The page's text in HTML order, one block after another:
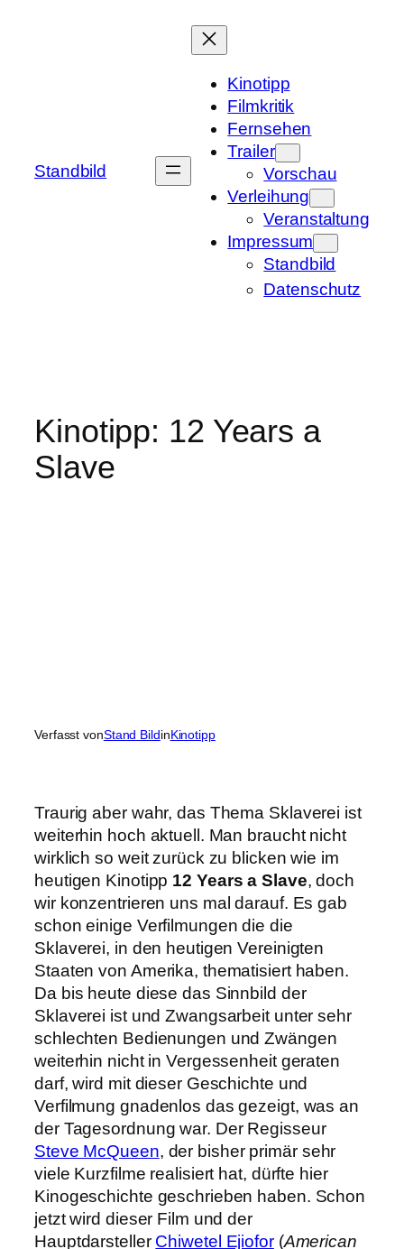
Standbild
Kinotipp
Filmkritik
Fernsehen
Trailer
Vorschau
Verleihung
Veranstaltung
Impressum
Standbild
Datenschutz
Kinotipp: 12 Years a
Slave
Verfasst vonStand BildinKinotipp
Traurig aber wahr, das Thema Sklaverei ist
weiterhin hoch aktuell. Man braucht nicht
wirklich so weit zurück zu blicken wie im
heutigen Kinotipp 12 Years a Slave, doch
wir konzentrieren uns mal darauf. Es gab
schon einige Verfilmungen die die
Sklaverei, in den heutigen Vereinigten
Staaten von Amerika, thematisiert haben.
Da bis heute diese das Sinnbild der
Sklaverei ist und Zwangsarbeit unter sehr
schlechten Bedienungen und Zwängen
weiterhin nicht in Vergessenheit geraten
darf, wird mit dieser Geschichte und
Verfilmung gnadenlos das gezeigt, was an
der Tagesordnung war. Der Regisseur
Steve McQueen, der bisher primär sehr
viele Kurzfilme realisiert hat, dürfte hier
Kinogeschichte geschrieben haben. Schon
jetzt wird dieser Film und der
Hauptdarsteller Chiwetel Ejiofor(American